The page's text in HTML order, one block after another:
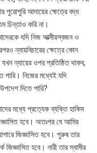
পুরোপুরি আদায়ের ক্ষেত্রে বদ্ধ
চিন্তাও করি না।
যদি নিজ আত্মীয়স্বজন ও
ন্যায়বিচারের ক্ষেত্রে কোন
ন্যায়ের ওপর প্রতিষ্ঠিত থাকব,
পারি। নিজের মধ্যেই যদি
দিতে পারি?
মধ্যে প্রত্যেক ব্যক্তি হাকিম
হবে। অতঃপর যে আমির
জিজ্ঞাসিত হবে। পুরুষ তার
হবে। নারী তার স্বামীর